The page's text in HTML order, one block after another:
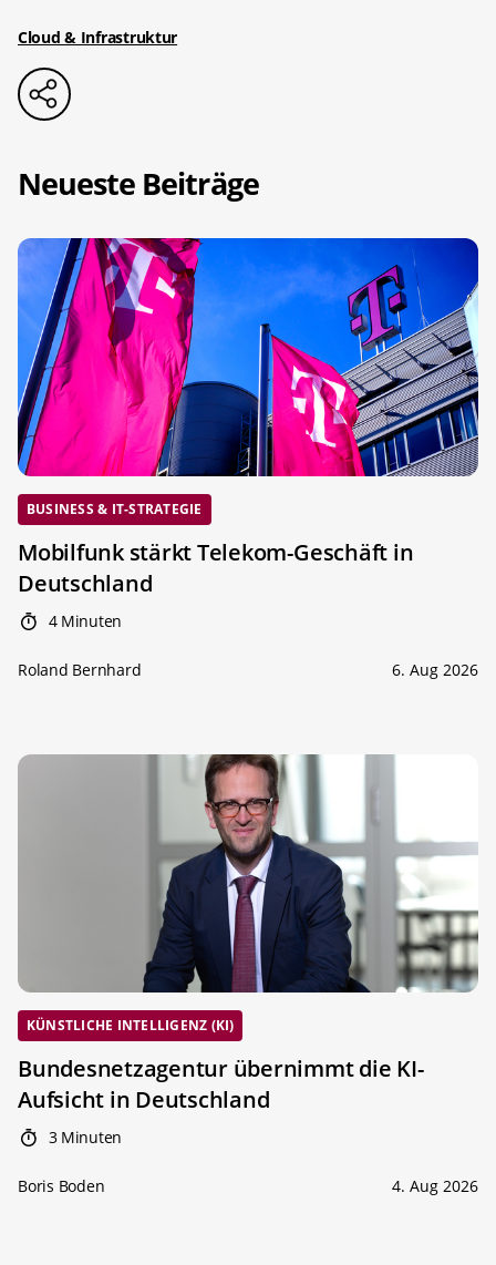
Cloud & Infrastruktur
Neueste Beiträge
BUSINESS & IT-STRATEGIE
Mobilfunk stärkt Telekom-Geschäft in
Deutschland
4 Minuten
Roland Bernhard 6. Aug 2026
KÜNSTLICHE INTELLIGENZ (KI)
Bundesnetzagentur übernimmt die KI-
Aufsicht in Deutschland
3 Minuten
Boris Boden 4. Aug 2026